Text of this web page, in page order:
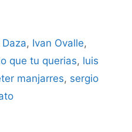
, Ivan Ovalle,
que tu querias, luis
manjarres, sergio